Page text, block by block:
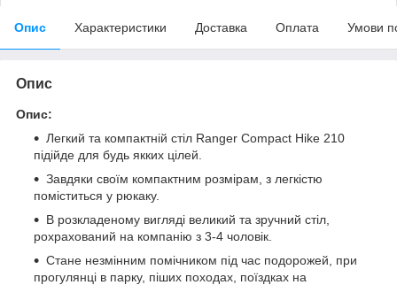
Опис Характеристики Доставка Оплата Умови
Опис
Опис:
Легкий та компактній стіл Ranger Compact Hike 210
підійде для будь якких цілей.
Завдяки своїм компактним розмірам, з легкістю
поміститься у рюкаку.
В розкладеному вигляді великий та зручний стіл,
рохрахований на компанію з 3-4 чоловік.
Стане незмінним помічником під час подорожей, при
прогулянці в парку, піших походах, поїздках на